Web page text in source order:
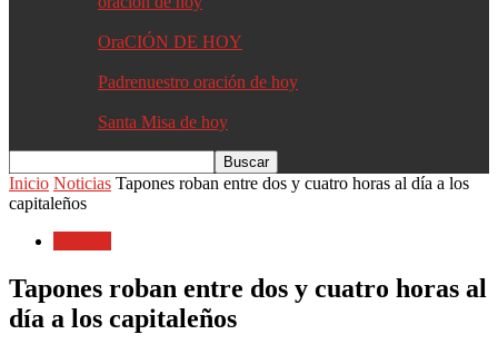
OraCIÓN DE HOY
Padrenuestro oración de hoy
Santa Misa de hoy
Inicio Noticias Tapones roban entre dos y cuatro horas al día a los
capitaleños
Tapones roban entre dos y cuatro horas al
día a los capitaleños